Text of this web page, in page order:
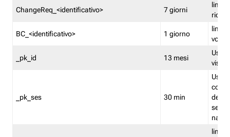
ChangeReq_<identificativo> 7 giorni
limita
BC_<identificativo> 1 giorno
limita
_pk_id 13 mesi
_pk_ses 30 min